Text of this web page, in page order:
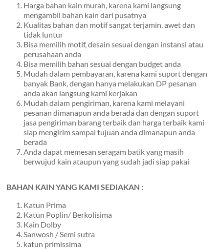
Harga bahan kain murah, karena kami langsung
mengambil bahan kain dari pusatnya
Kualitas bahan dan motif sangat terjamin, awet dan
tidak luntur
Bisa memilih motif, desain sesuai dengan instansi atau
perusahaan anda
Bisa memilih bahan sesuai dengan budget anda
Mudah dalam pembayaran, karena kami suport dengan
banyak Bank, dengan hanya melakukan DP pesanan
anda akan langsung kami kerjakan
Mudah dalam pengiriman, karena kami melayani
pesanan dimanapun anda berada dan dengan suport
jasa pengiriman barang terbaik dan harga terbaik kami
siap mengirim sampai tujuan anda dimanapun anda
berada
Anda dapat memesan seragam batik yang masih
berwujud kain ataupun yang sudah jadi siap pakai
BAHAN KAIN YANG KAMI SEDIAKAN :
Katun Prima
Katun Poplin/ Berkolisima
Kain Dolby
Sanwosh / Semi sutra
katun primissima